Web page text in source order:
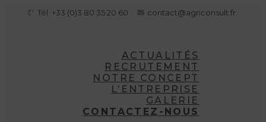
Tél. +33 (0)3 80 35 20 60 contact@agriconsult.fr
ACTUALITÉS
RECRUTEMENT
NOTRE CONCEPT
L’ENTREPRISE
GALERIE
CONTACTEZ-NOUS